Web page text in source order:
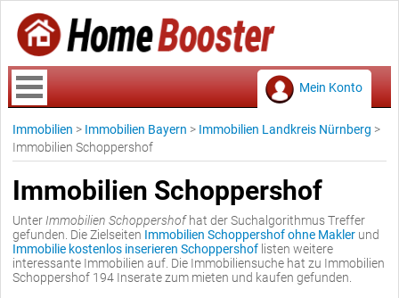
Mein Konto
Immobilien > Immobilien Bayern > Immobilien Landkreis Nürnberg >
Immobilien Schoppershof
Immobilien Schoppershof
Unter Immobilien Schoppershofhat der Suchalgorithmus Treffer
gefunden. Die Zielseiten Immobilien Schoppershof ohne Makler und
Immobilie kostenlos inserieren Schoppershof listen weitere
interessante Immobilien auf. Die Immobiliensuche hat zu Immobilien
Schoppershof 194 Inserate zum mieten und kaufen gefunden.